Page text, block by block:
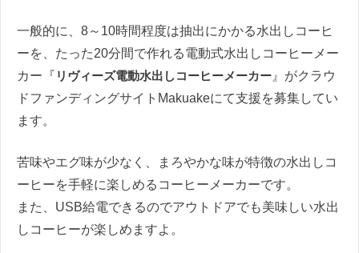
一般的に、8～10時間程度は抽出にかかる水出しコーヒ
ーを、たった20分間で作れる電動式水出しコーヒーメー
カー『 リヴィーズ電動水出しコーヒーメーカー 』がクラウ
ドファンディングサイトMakuakeにて支援を募集してい
ます。
苦味やエグ味が少なく、まろやかな味が特徴の水出しコ
ーヒーを手軽に楽しめるコーヒーメーカーです。
また、USB給電できるのでアウトドアでも美味しい水出
しコーヒーが楽しめますよ。